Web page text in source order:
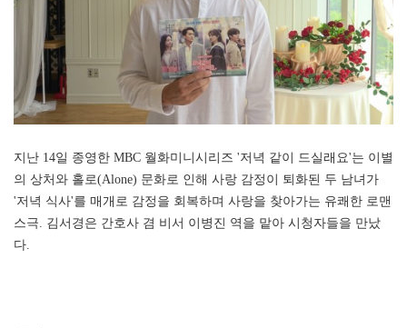
지난 14일 종영한 MBC 월화미니시리즈 '저녁 같이 드실래요'는 이별
의 상처와 홀로(Alone) 문화로 인해 사랑 감정이 퇴화된 두 남녀가
'저녁 식사'를 매개로 감정을 회복하며 사랑을 찾아가는 유쾌한 로맨
스극. 김서경은 간호사 겸 비서 이병진 역을 맡아 시청자들을 만났
다.